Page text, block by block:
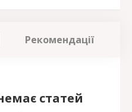
Рекомендації
статей